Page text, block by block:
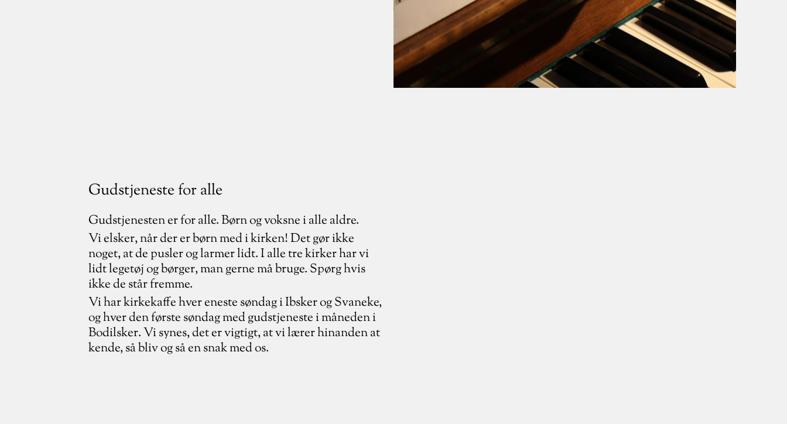
Gudstjeneste for alle
Gudstjenesten er for alle. Børn og voksne i alle aldre.
Vi elsker, når der er børn med i kirken! Det gør ikke
noget, at de pusler og larmer lidt. I alle tre kirker har vi
lidt legetøj og børger, man gerne må bruge. Spørg hvis
ikke de står fremme.
Vi har kirkekaffe hver eneste søndag i Ibsker og Svaneke,
og hver den første søndag med gudstjeneste i måneden i
Bodilsker. Vi synes, det er vigtigt, at vi lærer hinanden at
kende, så bliv og så en snak med os.